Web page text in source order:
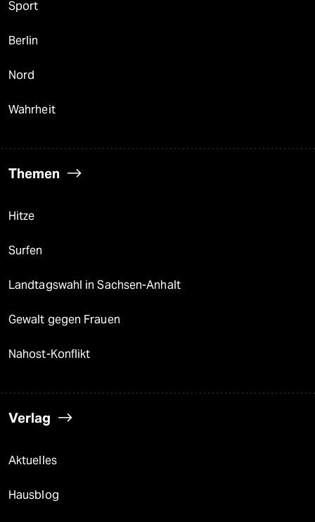
Sport
Berlin
Nord
Wahrheit
Themen
Hitze
Surfen
Landtagswahl in Sachsen-Anhalt
Gewalt gegen Frauen
Nahost-Konflikt
Verlag
Aktuelles
Hausblog